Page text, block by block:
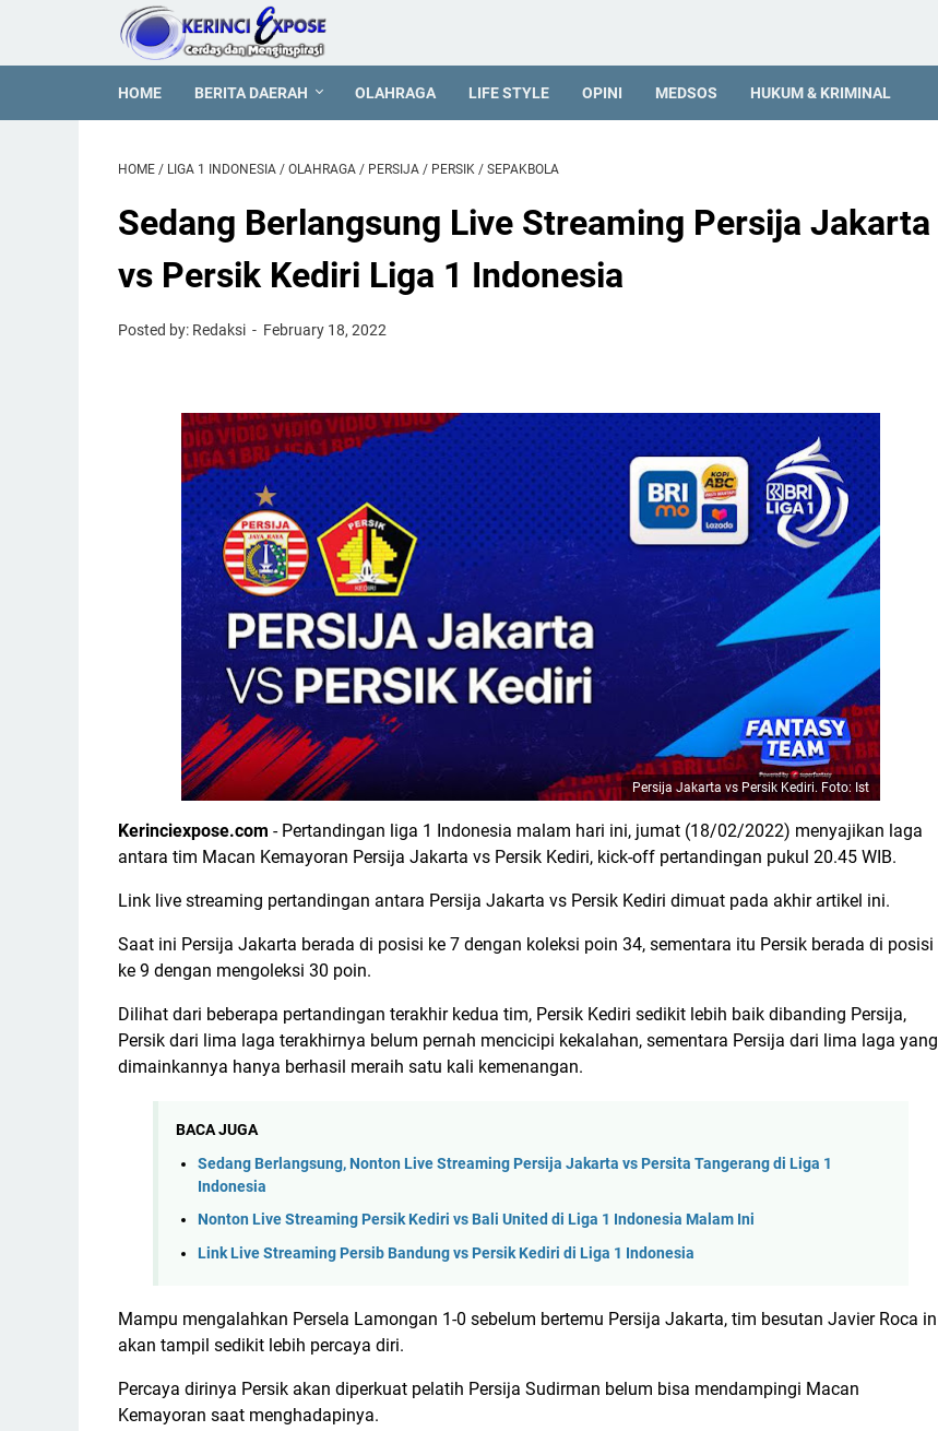
HOME BERITA DAERAH OLAHRAGA LIFE STYLE OPINI MEDSOS HUKUM & KRIMINAL
HOME / LIGA 1 INDONESIA / OLAHRAGA / PERSIJA / PERSIK / SEPAKBOLA
Sedang Berlangsung Live Streaming Persija Jakarta
vs Persik Kediri Liga 1 Indonesia
Posted by: Redaksi February 18, 2022
Persija Jakarta vs Persik Kediri. Foto: Ist
Kerinciexpose.com - Pertandingan liga 1 Indonesia malam hari ini, jumat (18/02/2022) menyajikan laga
antara tim Macan Kemayoran Persija Jakarta vs Persik Kediri, kick-off pertandingan pukul 20.45 WIB.
Link live streaming pertandingan antara Persija Jakarta vs Persik Kediri dimuat pada akhir artikel ini.
Saat ini Persija Jakarta berada di posisi ke 7 dengan koleksi poin 34, sementara itu Persik berada di posisi
ke 9 dengan mengoleksi 30 poin.
Dilihat dari beberapa pertandingan terakhir kedua tim, Persik Kediri sedikit lebih baik dibanding Persija,
Persik dari lima laga terakhirnya belum pernah mencicipi kekalahan, sementara Persija dari lima laga yang
dimainkannya hanya berhasil meraih satu kali kemenangan.
BACA JUGA
Sedang Berlangsung, Nonton Live Streaming Persija Jakarta vs Persita Tangerang di Liga 1
Indonesia
Nonton Live Streaming Persik Kediri vs Bali United di Liga 1 Indonesia Malam Ini
Link Live Streaming Persib Bandung vs Persik Kediri di Liga 1 Indonesia
Mampu mengalahkan Persela Lamongan 1-0 sebelum bertemu Persija Jakarta, tim besutan Javier Roca in
akan tampil sedikit lebih percaya diri.
Percaya dirinya Persik akan diperkuat pelatih Persija Sudirman belum bisa mendampingi Macan
Kemayoran saat menghadapinya.